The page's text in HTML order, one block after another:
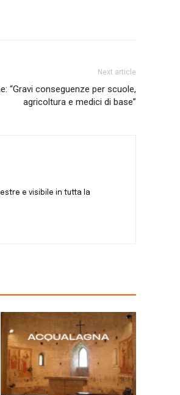
Next article
“Gravi conseguenze per scuole,
agricoltura e medici di base”
e visibile in tutta la